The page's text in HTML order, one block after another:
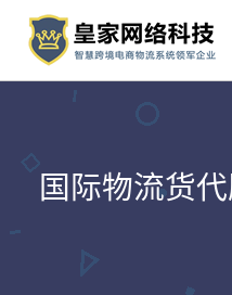
国际物流货